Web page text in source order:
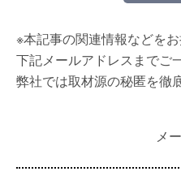
※本記事の関連情報などを
下記メールアドレスまでご
弊社では取材源の秘匿を徹
メ